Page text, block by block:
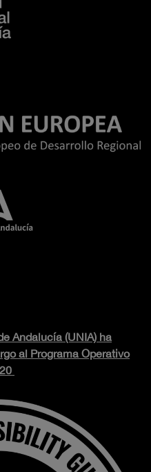
Andalucía (UNIA) ha
al Programa Operativo